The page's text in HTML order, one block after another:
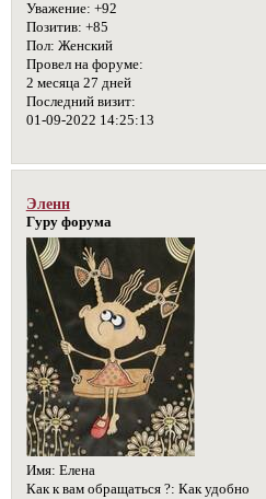
Уважение: +92
Позитив: +85
Пол: Женский
Провел на форуме:
2 месяца 27 дней
Последний визит:
01-09-2022 14:25:13
Эленн
Гуру форума
Имя: Елена
Как к вам обращаться ?: Как удобно